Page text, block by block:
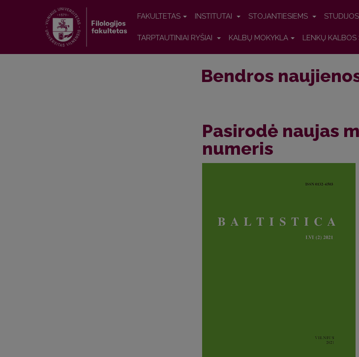
FAKULTETAS INSTITUTAI STOJANTIESIEMS STUDIJOS
TARPTAUTINIAI RYŠIAI KALBŲ MOKYKLA LENKŲ KALBOS
Bendros
Pasirodė naujas
numeris